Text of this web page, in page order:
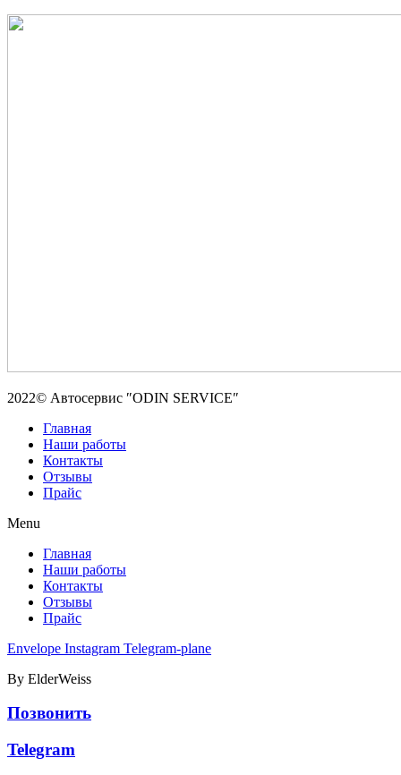
2022© Автосервис ″ODIN SERVICE″
Главная
Наши работы
Контакты
Отзывы
Прайс
Menu
Главная
Наши работы
Контакты
Отзывы
Прайс
Envelope Instagram Telegram-plane
By ElderWeiss
Позвонить
Telegram